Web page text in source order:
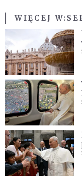
WIĘCEJ W: